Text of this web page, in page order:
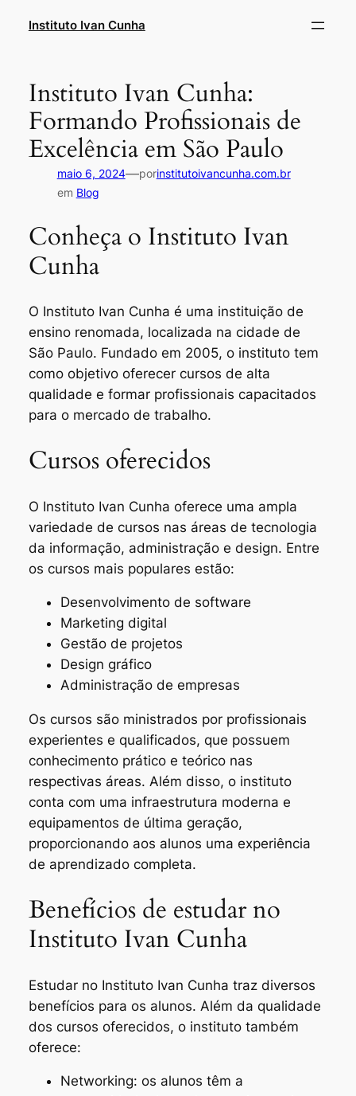
Instituto Ivan Cunha
Instituto Ivan Cunha:
Formando Profissionais de
Excelência em São Paulo
maio 6, 2024—porinstitutoivancunha.com.br
em Blog
Conheça o Instituto Ivan
Cunha
O Instituto Ivan Cunha é uma instituição de
ensino renomada, localizada na cidade de
São Paulo. Fundado em 2005, o instituto tem
como objetivo oferecer cursos de alta
qualidade e formar profissionais capacitados
para o mercado de trabalho.
Cursos oferecidos
O Instituto Ivan Cunha oferece uma ampla
variedade de cursos nas áreas de tecnologia
da informação, administração e design. Entre
os cursos mais populares estão:
Desenvolvimento de software
Marketing digital
Gestão de projetos
Design gráfico
Administração de empresas
Os cursos são ministrados por profissionais
experientes e qualificados, que possuem
conhecimento prático e teórico nas
respectivas áreas. Além disso, o instituto
conta com uma infraestrutura moderna e
equipamentos de última geração,
proporcionando aos alunos uma experiência
de aprendizado completa.
Benefícios de estudar no
Instituto Ivan Cunha
Estudar no Instituto Ivan Cunha traz diversos
benefícios para os alunos. Além da qualidade
dos cursos oferecidos, o instituto também
oferece:
Networking: os alunos têm a